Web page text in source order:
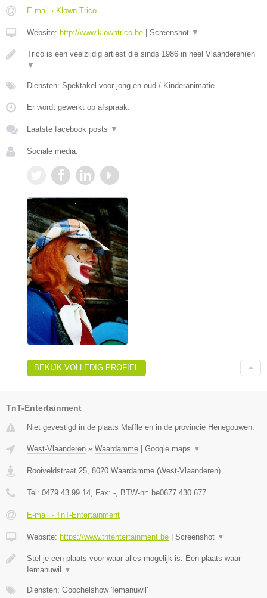
E-mail › Klown Trico
Website: http://www.klowntrico.be Screenshot ▼
Trico is een veelzijdig artiest die sinds 1986 in heel Vlaanderen(en
▼
Diensten: Spektakel voor jong en oud / Kinderanimatie
Er wordt gewerkt op afspraak.
Laatste facebook posts ▼
Sociale media:
BEKIJK VOLLEDIG PROFIEL
TnT-Entertainment
Niet gevestigd in de plaats Maffle en in de provincie Henegouwen.
West-Vlaanderen » Waardamme Google maps ▼
Rooiveldstraat 25, 8020 Waardamme (West-Vlaanderen)
Tel: 0479 43 99 14, Fax: -, BTW-nr: be0677.430.677
E-mail › TnT-Entertainment
Website: https://www.tntentertainment.be Screenshot ▼
Stel je een plaats voor waar alles mogelijk is. Een plaats waar
Iemanuwil
▼
Diensten: Goochelshow 'Iemanuwil'